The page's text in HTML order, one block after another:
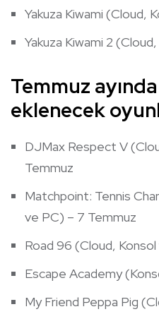
Yakuza Kiwami (Cloud,
Yakuza Kiwami 2
Temmuz
eklenecek
DJMax Respect V
Temmuz
Matchpoint: Tennis
ve PC) – 7 Temmuz
Road 96 (Cloud,
Escape Academy
My Friend Peppa Pig